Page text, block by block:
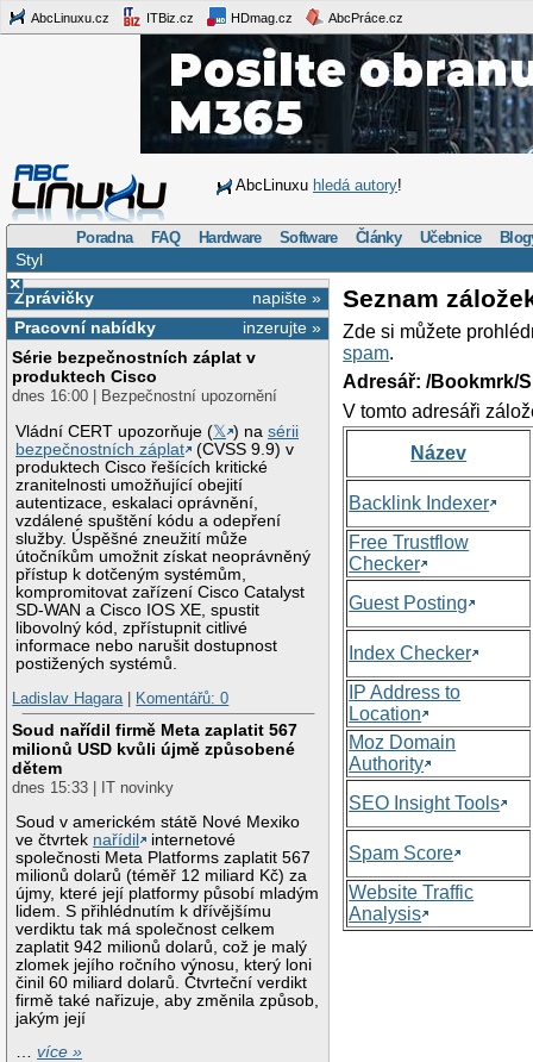
AbcLinuxu.cz ITBiz.cz HDmag.cz AbcPráce.cz
AbcLinuxu hledá autory!
Poradna FAQ Hardware Software Články Učebnice
Styl
×
napište »
Zprávičky
inzerujte »
Pracovní nabídky
Série bezpečnostních záplat v
produktech Cisco
dnes 16:00 | Bezpečnostní upozornění
Vládní CERT upozorňuje (𝕏 ) nasérii
bezpečnostních záplat
(CVSS 9.9) v
produktech Cisco řešících kritické
zranitelnosti umožňující obejití
autentizace, eskalaci oprávnění,
vzdálené spuštění kódu a odepření
služby. Úspěšné zneužití může
útočníkům umožnit získat neoprávněný
přístup k dotčeným systémům,
kompromitovat zařízení Cisco Catalyst
SD-WAN a Cisco IOS XE, spustit
libovolný kód, zpřístupnit citlivé
informace nebo narušit dostupnost
postižených systémů.
Ladislav Hagara| Komentářů: 0
Soud nařídil firmě Meta zaplatit 567
milionů USD kvůli újmě způsobené
dětem
dnes 15:33 | IT novinky
Soud v americkém státě Nové Mexiko
ve čtvrtek nařídil
internetové
společnosti Meta Platforms zaplatit 567
milionů dolarů (téměř 12 miliard Kč) za
újmy, které její platformy působí mladým
lidem. S přihlédnutím k dřívějšímu
verdiktu tak má společnost celkem
zaplatit 942 milionů dolarů, což je malý
zlomek jejího ročního výnosu, který loni
činil 60 miliard dolarů. Čtvrteční verdikt
firmě také nařizuje, aby změnila způsob,
jakým její
…více »
Seznam
Zde si můžete
spam.
Adresář: /Bookmrk/
V tomto adresáři
Název
Backlink Indexer
Free Trustflow
Checker
Guest Posting
Index Checker
IP Address to
Location
Moz Domain
Authority
SEO Insight Tools
Spam Score
Website Traffic
Analysis